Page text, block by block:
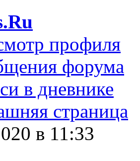
профиля
форума
в дневнике
страница
в 11:33